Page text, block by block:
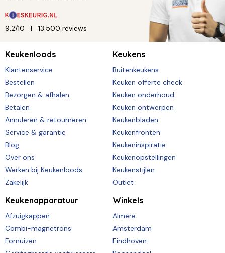
9,2/10 13.500 reviews
Keukenloods
Klantenservice
Bestellen
Bezorgen & afhalen
Betalen
Annuleren & retourneren
Service & garantie
Blog
Over ons
Werken bij Keukenloods
Zakelijk
Keukens
Buitenkeukens
Keuken offerte check
Keuken onderhoud
Keuken ontwerpen
Keukenbladen
Keukenfronten
Keukeninspiratie
Keukenopstellingen
Keukenstijlen
Outlet
Keukenapparatuur
Afzuigkappen
Combi-magnetrons
Fornuizen
Winkels
Almere
Amsterdam
Eindhoven